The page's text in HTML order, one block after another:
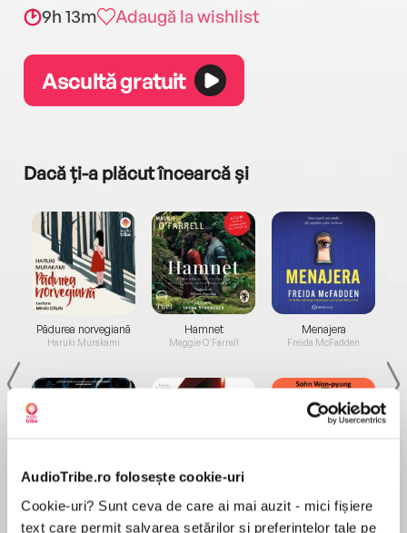
AudioTribe.ro folosește cookie-uri
Cookie-uri? Sunt ceva de care ai mai auzit - mici fișiere
text care permit salvarea setărilor și preferințelor tale pe
9h 13m Adaugă la wishlist
Ascultă gratuit
Dacă ți-a plăcut încearcă și
Pădurea norvegiană
Haruki Murakami
de...
Dani Francis
Hamnet
Maggie O'Farrell
la...
Lauren Weisberger
Menajera
Freida McFadden
Sohn Won-pyung